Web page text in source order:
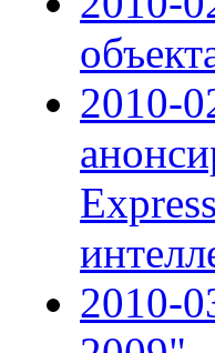
2010-
2010-